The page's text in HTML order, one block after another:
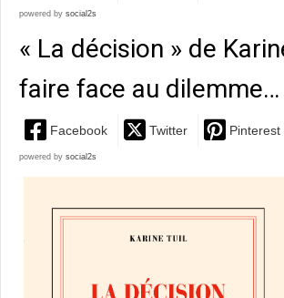
powered by social2s
« La décision » de
faire face au dilemme…
Facebook Twitter Pinterest
powered by social2s